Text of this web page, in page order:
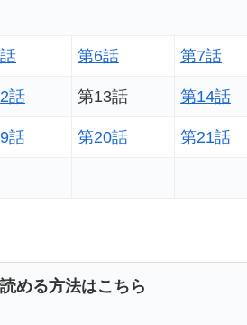
第6話 第7話
話 第13話 第14話
話 第20話 第21話
める方法はこちら